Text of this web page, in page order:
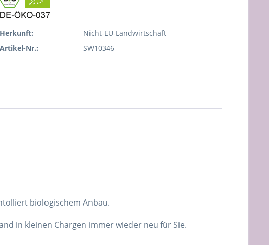
Herkunft:
Nicht-EU-Landwirtschaft
Artikel-Nr.:
SW10346
biologischem Anbau.
in kleinen Chargen immer wieder neu für Sie.